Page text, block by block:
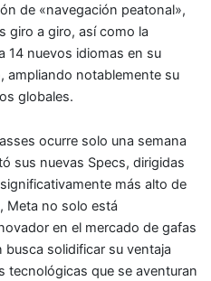
de «navegación peatonal»,
giro a giro, así como la
14 nuevos idiomas en su
ampliando notablemente su
globales.
ocurre solo una semana
sus nuevas Specs, dirigidas
más alto de
Meta no solo está
en el mercado de gafas
solidificar su ventaja
tecnológicas que se aventuran